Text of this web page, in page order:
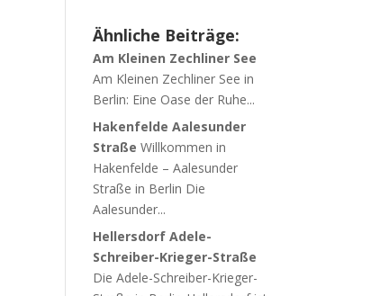
Ähnliche Beiträge:
Am Kleinen Zechliner See
Am Kleinen Zechliner See in
Berlin: Eine Oase der Ruhe...
Hakenfelde Aalesunder
Straße Willkommen in
Hakenfelde – Aalesunder
Straße in Berlin Die
Aalesunder...
Hellersdorf Adele-
Schreiber-Krieger-Straße
Die Adele-Schreiber-Krieger-